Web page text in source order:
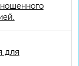
для